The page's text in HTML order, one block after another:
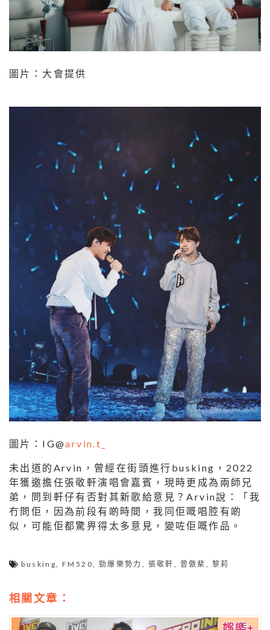
圖片：大會提供
圖片：IG@arvin.t_
未出道的Arvin，曾經在街頭進行busking，2022
年獲邀擔任張敬軒演唱會嘉賓，現時更成為兩師兄
弟，問到軒仔有否對其新歌給意見？Arvin說：「我
冇問佢，因為前段有啲時間，我同佢嘅唱腔有啲
似，可能佢都驚畀得太多意見，變咗佢嘅作品。
busking,FM520, 勁爆樂勢力 , 張敬軒 , 曾傲棐 , 黎莉
相關文章：